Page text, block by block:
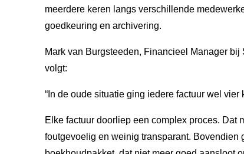
meerdere keren langs verschillende
goedkeuring en archivering.
Mark van Burgsteeden, Financieel Manager
volgt:
“In de oude situatie ging iedere factuur wel vier
Elke factuur doorliep een complex proces. Dat
foutgevoelig en weinig transparant.